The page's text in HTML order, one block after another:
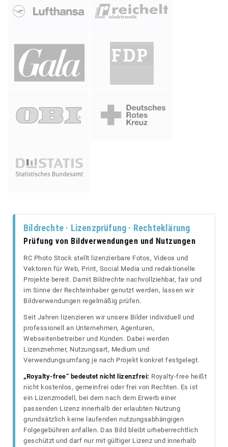
Bildrechte · Lizenzprüfung · Rechteklärung
Prüfung von Bildverwendungen und Nutzungen
RC Photo Stock stellt lizenzierbare Fotos, Videos und
Vektoren für Web, Print, Social Media und redaktionelle
Projekte bereit. Damit Bildrechte nachvollziehbar, fair und
im Sinne der Rechteinhaber genutzt werden, lassen wir
Bildverwendungen regelmäßig prüfen.
Seit Jahren lizenzieren wir unsere Bilder individuell und
professionell an Unternehmen, Agenturen,
Webseitenbetreiber und Kunden. Dabei werden
Lizenznehmer, Nutzungsart, Medium und
Verwendungsumfang je nach Projekt konkret festgelegt.
„Royalty-free“ bedeutet nicht lizenzfrei: Royalty-free heißt
nicht kostenlos, gemeinfrei oder frei von Rechten. Es ist
ein Lizenzmodell, bei dem nach dem Erwerb einer
passenden Lizenz innerhalb der erlaubten Nutzung
grundsätzlich keine laufenden nutzungsabhängigen
Folgegebühren anfallen. Das Bild bleibt urheberrechtlich
geschützt und darf nur mit gültiger Lizenz und innerhalb